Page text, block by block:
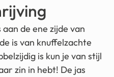
de ene zijde van
is van knuffelzachte
is kun je van stijl
zin in hebt! De jas